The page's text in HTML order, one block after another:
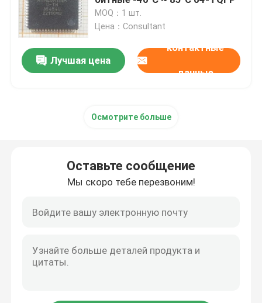
Транзистор диода IC
Держатель батареи кнопки
Резистор обломока Smd
Кварцевый осциллятор SMD
Светоэлектрический прибор
MOQ：1 шт.
Цена：Consultant
Лучшая цена
контактные
данные
Осмотрите больше
Оставьте сообщение
Мы скоро тебе перезвоним!